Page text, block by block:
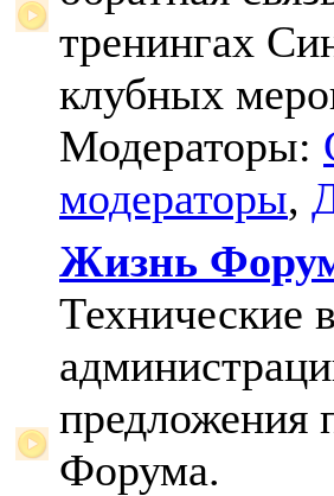
тренингах
клубных
Модераторы:
модераторы,
Жизнь
Технические
предложения
Форума.